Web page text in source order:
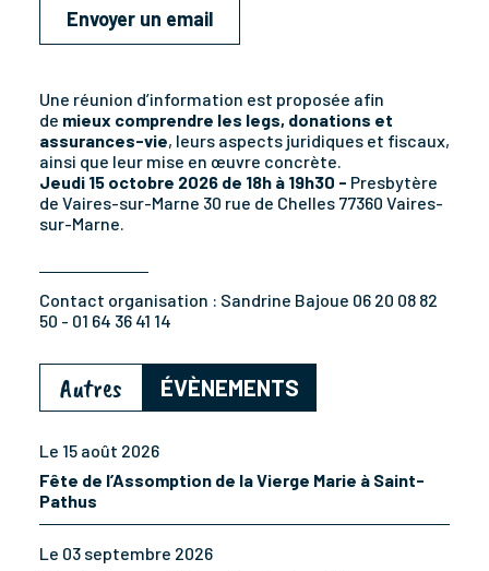
Envoyer un email
Une réunion d’information est proposée afin
de mieux comprendre les legs, donations et
assurances-vie, leurs aspects juridiques et fiscaux,
ainsi que leur mise en œuvre concrète.
Jeudi 15 octobre 2026 de 18h à 19h30 - Presbytère
de Vaires-sur-Marne 30 rue de Chelles 77360 Vaires-
sur-Marne.
Contact organisation : Sandrine Bajoue 06 20 08 82
50 - 01 64 36 41 14
Autres ÉVÈNEMENTS
Le 15 août 2026
Fête de l’Assomption de la Vierge Marie à Saint-
Pathus
Le 03 septembre 2026